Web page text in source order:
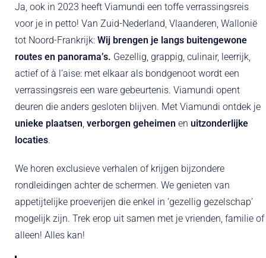
Ja, ook in 2023 heeft Viamundi een toffe verrassingsreis
voor je in petto! Van Zuid-Nederland, Vlaanderen, Wallonië
tot Noord-Frankrijk: Wij brengen je langs buitengewone
routes en panorama’s. Gezellig, grappig, culinair, leerrijk,
actief of à l’aise: met elkaar als bondgenoot wordt een
verrassingsreis een ware gebeurtenis. Viamundi opent
deuren die anders gesloten blijven. Met Viamundi ontdek je
unieke plaatsen verborgen geheimen en uitzonderlijke
locaties.
We horen exclusieve verhalen of krijgen bijzondere
rondleidingen achter de schermen. We genieten van
appetijtelijke proeverijen die enkel in ‘gezellig gezelschap’
mogelijk zijn. Trek erop uit samen met je vrienden, familie of
alleen! Alles kan!